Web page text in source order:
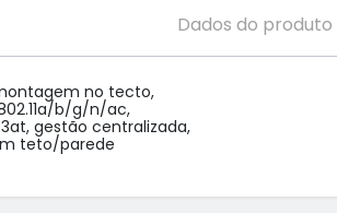
Dados do produto
no tecto,
b/g/n/ac,
gestão centralizada,